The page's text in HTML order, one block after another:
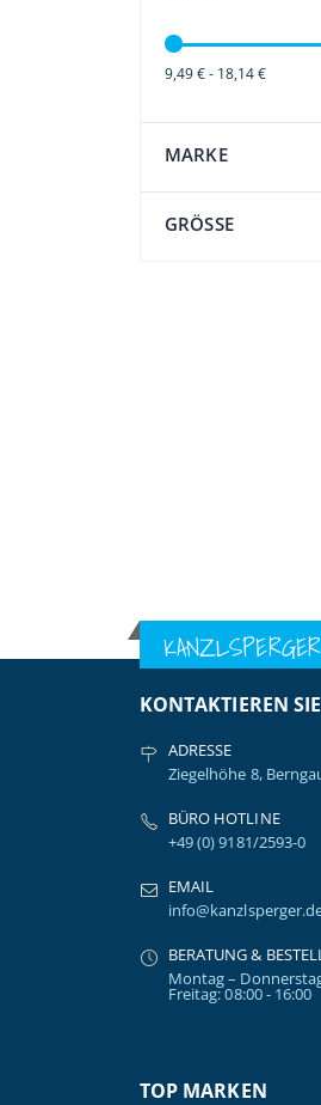
9,49 € - 18,14 €
MARKE
GRÖSSE
KONTAKTIEREN
ADRESSE
Ziegelhöhe 8,
BÜRO HOTLINE
+49 (0) 9181/2593-0
EMAIL
BERATUNG &
Montag –
Freitag: 08:00 - 16:00
TOP MARKEN